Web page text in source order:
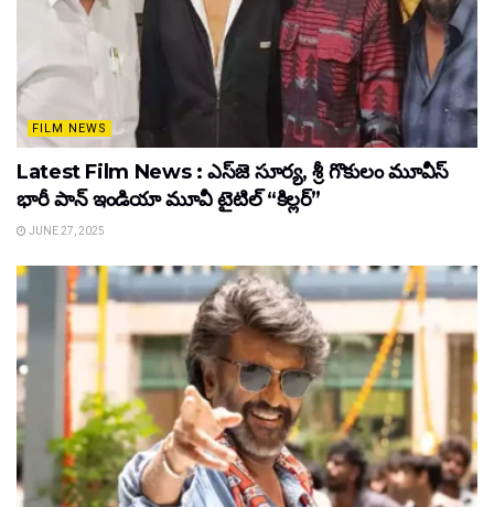
FILM NEWS
Latest Film News : ఎస్‌జె సూర్య, శ్రీ గొకులం మూవీస్‌
భారీ పాన్‌ ఇండియా మూవీ టైటిల్ “కిల్లర్”
JUNE 27, 2025